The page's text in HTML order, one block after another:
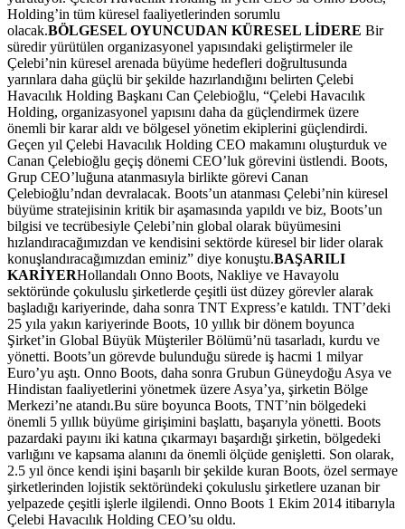
Holding’in tüm küresel faaliyetlerinden sorumlu
olacak.BÖLGESEL OYUNCUDAN KÜRESEL LİDERE Bir
süredir yürütülen organizasyonel yapısındaki geliştirmeler ile
Çelebi’nin küresel arenada büyüme hedefleri doğrultusunda
yarınlara daha güçlü bir şekilde hazırlandığını belirten Çelebi
Havacılık Holding Başkanı Can Çelebioğlu, “Çelebi Havacılık
Holding, organizasyonel yapısını daha da güçlendirmek üzere
önemli bir karar aldı ve bölgesel yönetim ekiplerini güçlendirdi.
Geçen yıl Çelebi Havacılık Holding CEO makamını oluşturduk ve
Canan Çelebioğlu geçiş dönemi CEO’luk görevini üstlendi. Boots,
Grup CEO’luğuna atanmasıyla birlikte görevi Canan
Çelebioğlu’ndan devralacak. Boots’un atanması Çelebi’nin küresel
büyüme stratejisinin kritik bir aşamasında yapıldı ve biz, Boots’un
bilgisi ve tecrübesiyle Çelebi’nin global olarak büyümesini
hızlandıracağımızdan ve kendisini sektörde küresel bir lider olarak
konuşlandıracağımızdan eminiz” diye konuştu.BAŞARILI
KARİYERHollandalı Onno Boots, Nakliye ve Havayolu
sektöründe çokuluslu şirketlerde çeşitli üst düzey görevler alarak
başladığı kariyerinde, daha sonra TNT Express’e katıldı. TNT’deki
25 yıla yakın kariyerinde Boots, 10 yıllık bir dönem boyunca
Şirket’in Global Büyük Müşteriler Bölümü’nü tasarladı, kurdu ve
yönetti. Boots’un görevde bulunduğu sürede iş hacmi 1 milyar
Euro’yu aştı. Onno Boots, daha sonra Grubun Güneydoğu Asya ve
Hindistan faaliyetlerini yönetmek üzere Asya’ya, şirketin Bölge
Merkezi’ne atandı.Bu süre boyunca Boots, TNT’nin bölgedeki
önemli 5 yıllık büyüme girişimini başlattı, başarıyla yönetti. Boots
pazardaki payını iki katına çıkarmayı başardığı şirketin, bölgedeki
varlığını ve kapsama alanını da önemli ölçüde genişletti. Son olarak,
2.5 yıl önce kendi işini başarılı bir şekilde kuran Boots, özel sermaye
şirketlerinden lojistik sektöründeki çokuluslu şirketlere uzanan bir
yelpazede çeşitli işlerle ilgilendi. Onno Boots 1 Ekim 2014 itibarıyla
Çelebi Havacılık Holding CEO’su oldu.